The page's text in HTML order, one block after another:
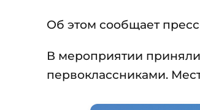
Об этом сообщает
В мероприятии приняли
первоклассниками.